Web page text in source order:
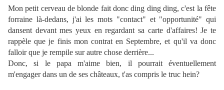
Mon petit cerveau de blonde fait donc ding ding ding, c'est la fête
forraine là-dedans, j'ai les mots "contact" et "opportunité" qui
dansent devant mes yeux en regardant sa carte d'affaires! Je te
rappèle que je finis mon contrat en Septembre, et qu'il va donc
falloir que je rempile sur autre chose derrière...
Donc, si le papa m'aime bien, il pourrait éventuellement
m'engager dans un de ses châteaux, t'as compris le truc hein?